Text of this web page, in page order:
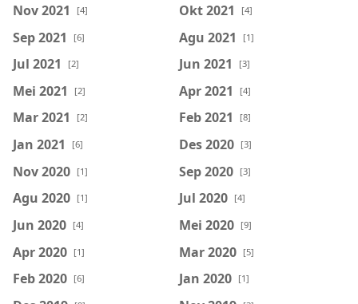
Nov 2021 [4] Okt 2021 [4]
Sep 2021 [6] Agu 2021 [1]
Jul 2021 [2] Jun 2021 [3]
Mei 2021 [2] Apr 2021 [4]
Mar 2021 [2] Feb 2021 [8]
Jan 2021 [6] Des 2020 [3]
Nov 2020 [1] Sep 2020 [3]
Agu 2020 [1] Jul 2020 [4]
Jun 2020 [4] Mei 2020 [9]
Apr 2020 [1] Mar 2020 [5]
Feb 2020 [6] Jan 2020 [1]